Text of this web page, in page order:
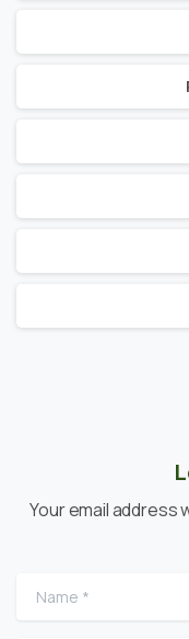
Your email address
Name